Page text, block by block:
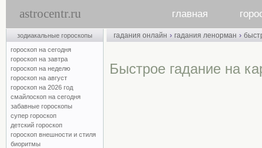
astrocentr.ru главная
зодиакальные гороскопы
гороскоп на сегодня
гороскоп на завтра
гороскоп на неделю
гороскоп на август
гороскоп на 2026 год
смайлоскоп на сегодня
забавные гороскопы
супер гороскоп
детский гороскоп
гороскоп внешности и стиля
биоритмы
гадания онлайн › гадания ленорман ›
Быстрое гадание на